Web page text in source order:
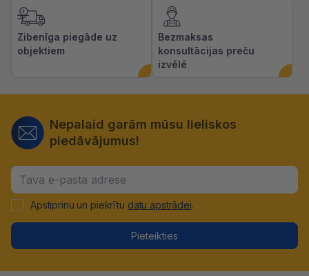
Zibenīga piegāde uz
objektiem
Bezmaksas
konsultācijas preču
izvēlē
Nepalaid garām mūsu lieliskos
piedāvājumus!
Apstiprinu un piekrītu datu apstrādei.
Pieteikties